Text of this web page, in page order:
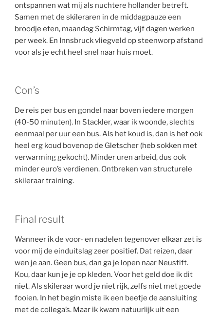
ontspannen wat mij als nuchtere hollander betreft.
Samen met de skileraren in de middagpauze een
broodje eten, maandag Schirmtag, vijf dagen werken
per week. En Innsbruck vliegveld op steenworp afstand
voor als je echt heel snel naar huis moet.
Con’s
De reis per bus en gondel naar boven iedere morgen
(40-50 minuten). In Stackler, waar ik woonde, slechts
eenmaal per uur een bus. Als het koud is, dan is het ook
heel erg koud bovenop de Gletscher (heb sokken met
verwarming gekocht). Minder uren arbeid, dus ook
minder euro’s verdienen. Ontbreken van structurele
skileraar training.
Final result
Wanneer ik de voor- en nadelen tegenover elkaar zet is
voor mij de einduitslag zeer positief. Dat reizen, daar
wen je aan. Geen bus, dan ga je lopen naar Neustift.
Kou, daar kun je je op kleden. Voor het geld doe ik dit
niet. Als skileraar word je niet rijk, zelfs niet met goede
fooien. In het begin miste ik een beetje de aansluiting
met de collega’s. Maar ik kwam natuurlijk uit een